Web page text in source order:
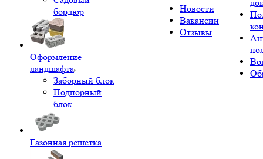
бордюр
Оформление
ландшафта
Заборный блок
Подпорный
блок
Газонная решетка
Новости
Вакансии
Отзывы